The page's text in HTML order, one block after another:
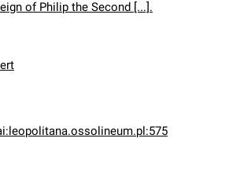
of Philip the Second [...].